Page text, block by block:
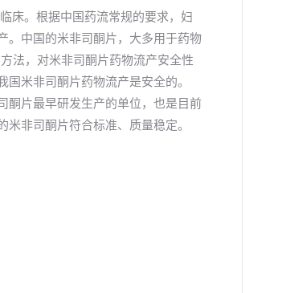
床。根据中国药流常规的要求，妇
。中国的米非司酮片，大多用于药物
法，对米非司酮片药物流产安全性
米非司酮片药物流产是安全的。
酮片最早研发生产的单位，也是目前
非司酮片符合标准、质量稳定。